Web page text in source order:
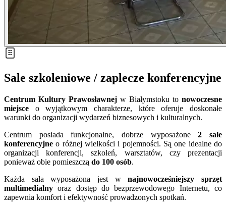
Sale szkoleniowe / zaplecze konferencyjne
Centrum Kultury Prawosławnej w Białymstoku to nowoczesne
miejsce o wyjątkowym charakterze, które oferuje doskonałe
warunki do organizacji wydarzeń biznesowych i kulturalnych.
Centrum posiada funkcjonalne, dobrze wyposażone2 sale
konferencyjneo różnej wielkości i pojemności. Są one idealne do
organizacji konferencji, szkoleń, warsztatów, czy prezentacji
ponieważ obie pomieszczą do 100 osób.
Każda sala wyposażona jest wnajnowocześniejszy sprzęt
multimedialny oraz dostęp do bezprzewodowego Internetu, co
zapewnia komfort i efektywność prowadzonych spotkań.